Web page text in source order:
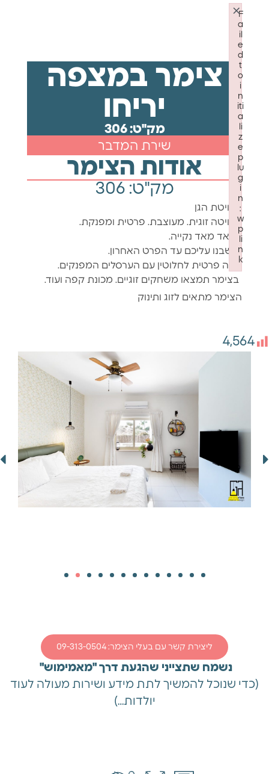
צימר במצפה
יריחו
מק"ט: 306
שירת המדבר
אודות הצימר
מק"ט: 306
סוויטת הגן
סוויטה זוגית. מעוצבת. פרטית ומפנקת.
ומאד מאד נקייה.
חשבנו עליכם עד הפרט האחרון.
גינה פרטית לחלוטין עם הערסלים המפנקים.
בצימר תמצאו משחקים זוגיים. מכונת קפה ועוד.
הצימר מתאים לזוג ותינוק
4,564
ליצירת קשר עם בעלי הצימר: 09-313-0504
נשמח שתצייני שהגעת דרך "מאמימוש"
(כדי שנוכל להמשיך לתת מידע ושירות מעולה לעוד
יולדות…)
F
a
il
e
d
t
o
i
n
iti
a
li
z
e
p
lu
g
i
n
:
w
p
li
n
k
×
Failed to